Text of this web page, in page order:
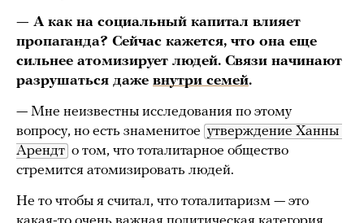
— А как на социальный капитал влияет
пропаганда? Сейчас кажется, что она еще
сильнее атомизирует людей. Связи начинают
разрушаться даже внутри семей.
— Мне неизвестны исследования по этому
вопросу, но есть знаменитое утверждение Ханны
Арендт о том, что тоталитарное общество
стремится атомизировать людей.
Не то чтобы я считал, что тоталитаризм — это